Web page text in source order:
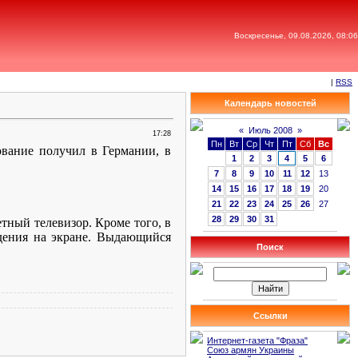
Воскресенье, 09.08.2026, 08:06
| RSS
17:28
получил в Германии, в
телевизор. Кроме того, в
на экране. Выдающийся
Календарь новостей
« Июль 2008 »
Пн
Вт Ср Чт Пт Сб
Вс
1
2 3 4 5
6
7
8 9 10 11 12
13
14
15 16 17 18 19
20
21
22 23 24 25 26
27
28
29 30 31
Поиск
Ссылки
Интернет-газета "Фраза"
Союз армян Украины